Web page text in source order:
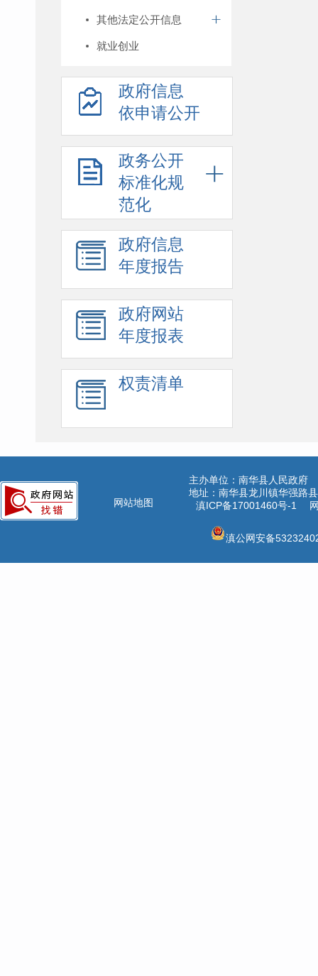
其他法定公开信息
就业创业
政府信息
依申请公开
政务公开
标准化规
范化
政府信息
年度报告
政府网站
年度报表
权责清单
网站地图
主办单位：南华县人民政府
地址：南华县龙川镇华强
滇ICP备17001460号-1
滇公网安备